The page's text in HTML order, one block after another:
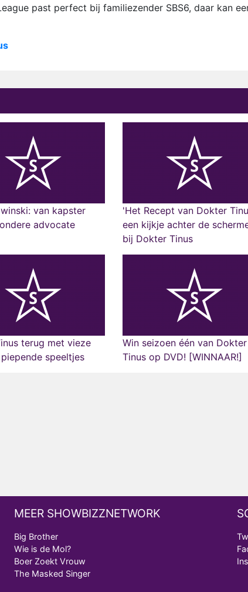
past perfect bij familiezender SBS6, daar kan
van kapster
advocate
'Het Recept van Dokter
een kijkje achter de
bij Dokter Tinus
terug met vieze
speeltjes
Win seizoen één van Dokter
Tinus op DVD! [WINNAAR!]
MEER SHOWBIZZNETWORK
Big Brother
Wie is de Mol?
Boer Zoekt Vrouw
The Masked Singer